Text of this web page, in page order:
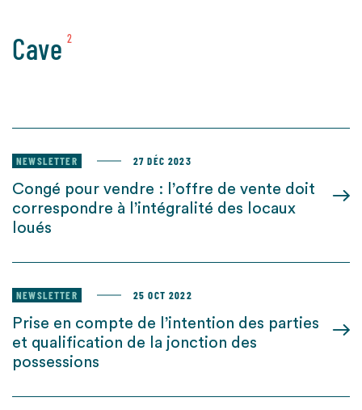
Cave 2
NEWSLETTER 27 DÉC 2023
Congé pour vendre : l’offre de vente doit
correspondre à l’intégralité des locaux
loués
NEWSLETTER 25 OCT 2022
Prise en compte de l’intention des parties
et qualification de la jonction des
possessions